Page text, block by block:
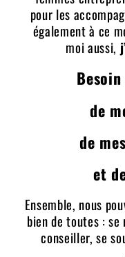
pour les
également à ce
moi aussi,
de
de
et
Ensemble, nous
bien de toutes :
conseiller, se